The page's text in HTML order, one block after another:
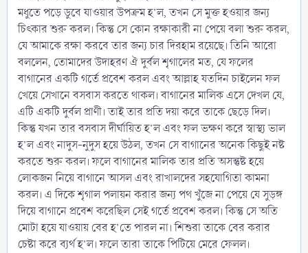
মধুতে পড়ে ডুবে যাওয়ার উপক্রম হ’ল, তখন সে মুক্ত হওয়ার জন্য
চিৎকার শুরু করল। কিন্তু সে কোন রক্ষাকারী না পেয়ে বলা শুরু করল,
যে আমাকে রক্ষা করবে তার জন্য চার দিরহাম রয়েছে। তিনি আরো
বললেন, তোমাদের উদাহরণ ঐ দুর্বল শৃগালের মত, যে ফলের
বাগানের একটি গর্তে প্রবেশ করল এবং আল্লাহ যতদিন চাইলেন ফল
খেয়ে সেখানে বসবাস করতে থাকল। বাগানের মালিক এসে দেখল যে,
এটি একটি দুর্বল প্রাণী। তাই তার প্রতি দয়া করে তাকে ছেড়ে দিল।
কিন্তু যখন তার বসবাস দীর্ঘায়িত হ’ল এবং ফল ভক্ষণ করে স্বাস্থ্য ভাল
হ’ল এবং নাদুস-নুদুস হয়ে উঠল, তখন সে বাগানের অনেক কিছুই নষ্ট
করতে শুরু করল। ফলে বাগানের মালিক তার প্রতি অসন্তুষ্ট হয়ে
লোকজন নিয়ে বাগানে আসল এবং রাখালদের সহযোগিতা কামনা
করল। এ দিকে শৃগাল পলায়ন করার জন্য পথ খুঁজে না পেয়ে যে সুড়ঙ্গ
দিয়ে বাগানে প্রবেশ করেছিল সেই গর্তে প্রবেশ করল। কিন্তু সে অতি
মোটা হয়ে যাওয়ায় বের হ’তে পারল না। শিশুরা তাকে বের করার
চেষ্টা করে ব্যর্থ হ’ল। ফলে তারা তাকে পিটিয়ে মেরে ফেলল।